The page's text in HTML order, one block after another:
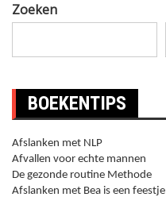
Zoeken
BOEKENTIPS
Afslanken met NLP
Afvallen voor echte mannen
De gezonde routine Methode
Afslanken met Bea is een feestje